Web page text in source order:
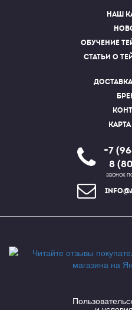
Наш
Обучение
Статьи о
+7
8
ЗВОНОК